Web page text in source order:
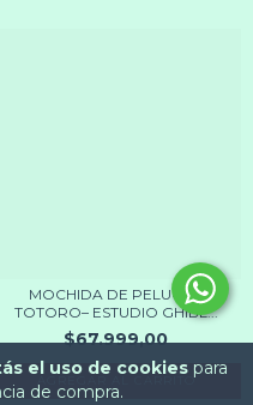
el uso de cookiespara
de compra.
MOCHIDA DE PELUCHE
TOTORO– ESTUDIO GHIBL...
$67.999,00